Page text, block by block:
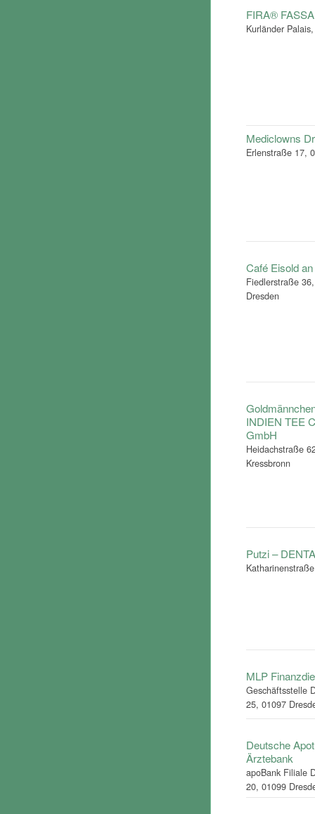
FIRA®
Kurländer
Mediclowns
Erlenstraße 17,
Café Eisold
Fiedlerstraße
Dresden
INDIEN TEE
GmbH
Heidachstraße
Kressbronn
Putzi –
MLP
Geschäftsstelle
25, 01097
Deutsche
Ärztebank
apoBank Filiale
20, 01099